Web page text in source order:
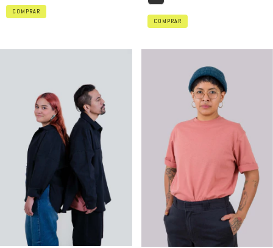
COMPRAR
COMPRAR